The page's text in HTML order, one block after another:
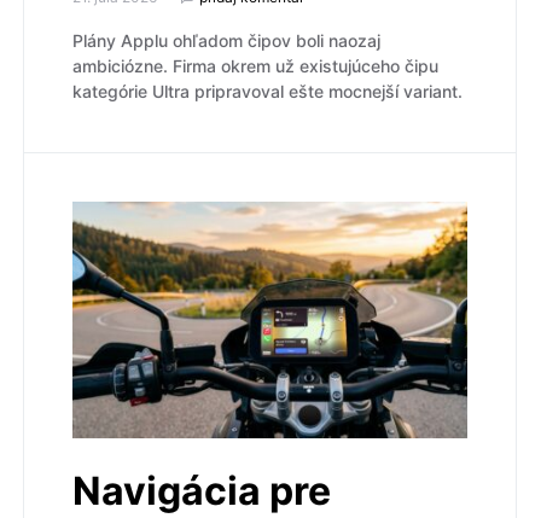
Plány Applu ohľadom čipov boli naozaj
ambiciózne. Firma okrem už existujúceho čipu
kategórie Ultra pripravoval ešte mocnejší variant.
Navigácia pre